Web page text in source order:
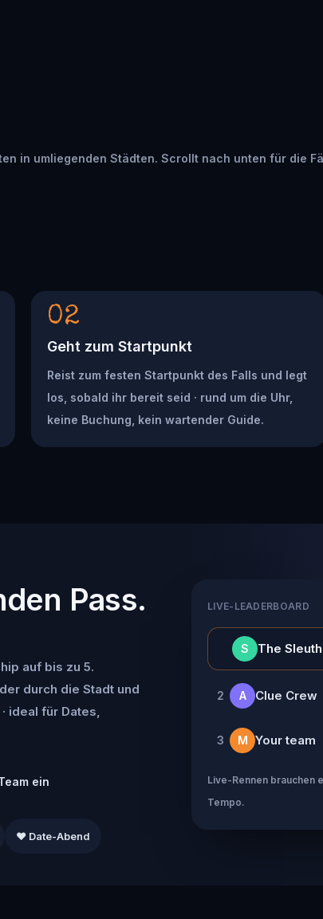
in umliegenden Städten. Scrollt nach unten für die
02
Geht zum Startpunkt
Reist zum festen Startpunkt des Falls und legt
los, sobald ihr bereit seid · rund um die Uhr,
keine Buchung, kein wartender Guide.
Pass.
auf bis zu 5.
durch die Stadt und
ideal für Dates,
ein
❤️ Date-Abend
LIVE-LEADERBOARD
S The
2 A Clue Crew
3 M Your team
Live-Rennen brauchen
Tempo.